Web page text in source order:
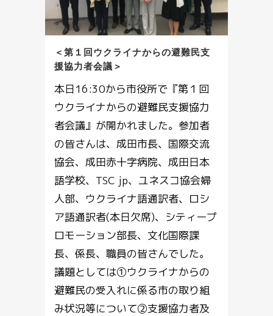
＜第１回ウクライナからの避難民支
援協力者会議＞
本日16:30から市役所で『第１回
ウクライナからの避難民支援協力
者会議』が開かれました。参加者
の皆さんは、成田市長、国際交流
協会、成田赤十字病院、成田日本
語学校、TSC jp、ユネスコ協会婦
人部、ウクライナ語通訳者、ロシ
ア語通訳者(本日欠席)、シティープ
ロモーション部長、文化国際課
長、係長、職員の皆さんでした。
議題としては①ウクライナからの
避難民の受入れに係る市の取り組
み状況等について②支援協力者及